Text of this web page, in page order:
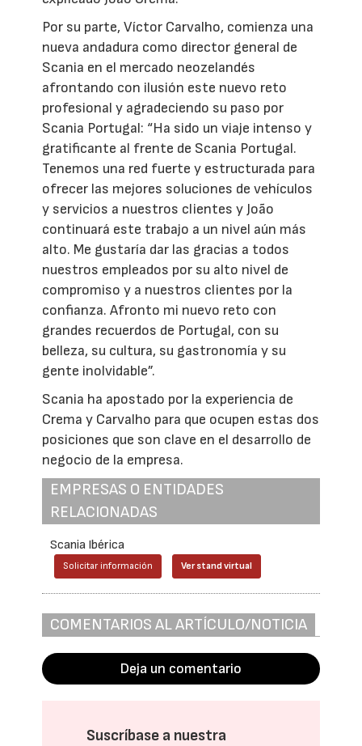
Por su parte, Víctor Carvalho, comienza una
nueva andadura como director general de
Scania en el mercado neozelandés
afrontando con ilusión este nuevo reto
profesional y agradeciendo su paso por
Scania Portugal: “Ha sido un viaje intenso y
gratificante al frente de Scania Portugal.
Tenemos una red fuerte y estructurada para
ofrecer las mejores soluciones de vehículos
y servicios a nuestros clientes y João
continuará este trabajo a un nivel aún más
alto. Me gustaría dar las gracias a todos
nuestros empleados por su alto nivel de
compromiso y a nuestros clientes por la
confianza. Afronto mi nuevo reto con
grandes recuerdos de Portugal, con su
belleza, su cultura, su gastronomía y su
gente inolvidable”.
Scania ha apostado por la experiencia de
Crema y Carvalho para que ocupen estas dos
posiciones que son clave en el desarrollo de
negocio de la empresa.
EMPRESAS O ENTIDADES
RELACIONADAS
Scania Ibérica
Solicitar información Ver stand virtual
COMENTARIOS AL ARTÍCULO/NOTICIA
Deja un comentario
Suscríbase a nuestra